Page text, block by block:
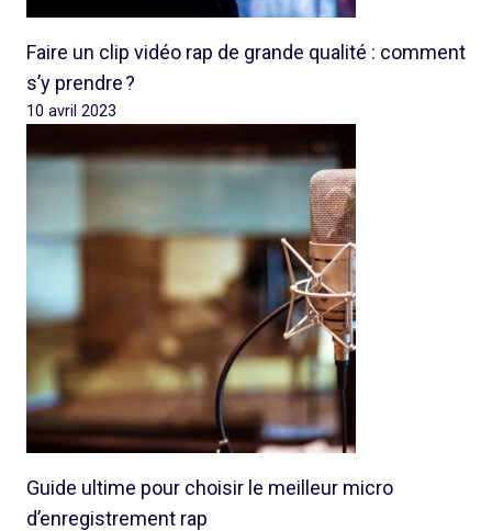
Faire un clip vidéo rap de grande qualité : comment
s’y prendre ?
10 avril 2023
Guide ultime pour choisir le meilleur micro
d’enregistrement rap